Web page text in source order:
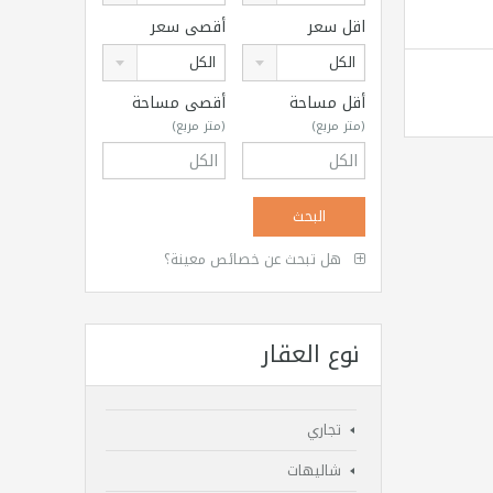
اقل سعر
الكل
أقصى سعر
الكل
أقل مساحة
(متر مربع)
أقصى مساحة
(متر مربع)
هل تبحث عن خصائص معينة؟
نوع العقار
تجاري
شاليهات